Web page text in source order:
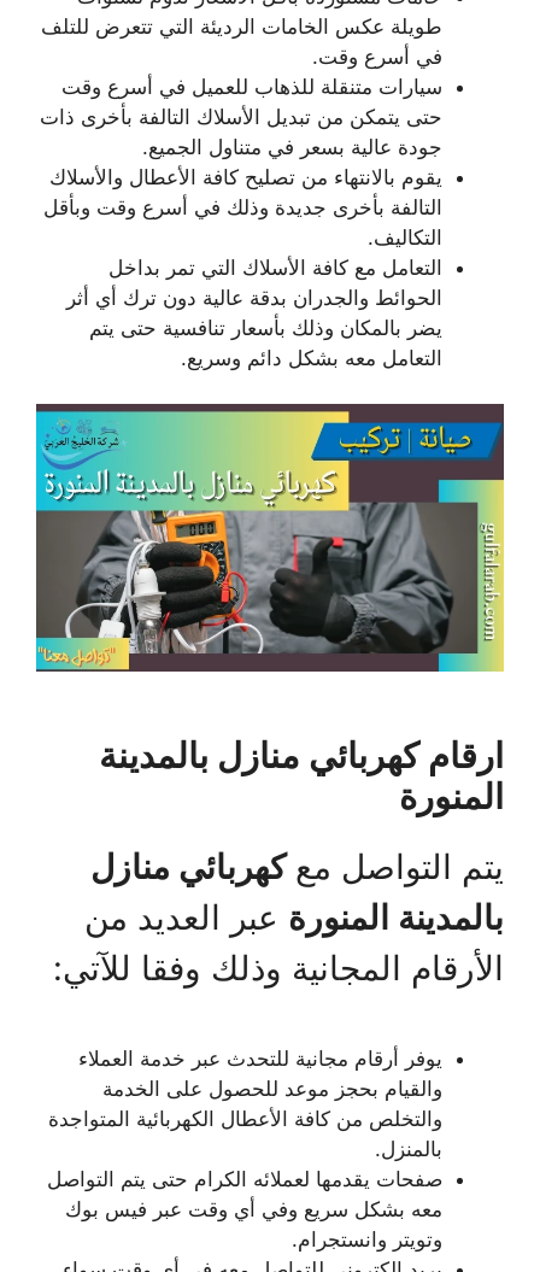
طويلة عكس الخامات الرديئة التي تتعرض للتلف
في أسرع وقت.
سيارات متنقلة للذهاب للعميل في أسرع وقت
حتى يتمكن من تبديل الأسلاك التالفة بأخرى ذات
جودة عالية بسعر في متناول الجميع.
يقوم بالانتهاء من تصليح كافة الأعطال والأسلاك
التالفة بأخرى جديدة وذلك في أسرع وقت وبأقل
التكاليف.
التعامل مع كافة الأسلاك التي تمر بداخل
الحوائط والجدران بدقة عالية دون ترك أي أثر
يضر بالمكان وذلك بأسعار تنافسية حتى يتم
التعامل معه بشكل دائم وسريع.
ارقام كهربائي منازل بالمدينة
المنورة
يتم التواصل معكهربائي منازل
بالمدينة المنورة عبر العديد من
الأرقام المجانية وذلك وفقا للآتي:
يوفر أرقام مجانية للتحدث عبر خدمة العملاء
والقيام بحجز موعد للحصول على الخدمة
والتخلص من كافة الأعطال الكهربائية المتواجدة
بالمنزل.
صفحات يقدمها لعملائه الكرام حتى يتم التواصل
معه بشكل سريع وفي أي وقت عبر فيس بوك
وتويتر وانستجرام.